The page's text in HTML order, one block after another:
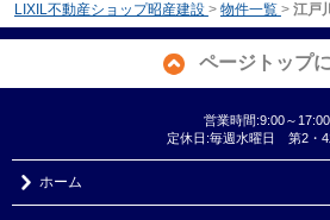
LIXIL不動産ショップ昭産建設 > 物件一覧 > 江戸
ページトップ
営業時間:9:00～17:00
定休日:毎週水曜日 第2・4
ホーム